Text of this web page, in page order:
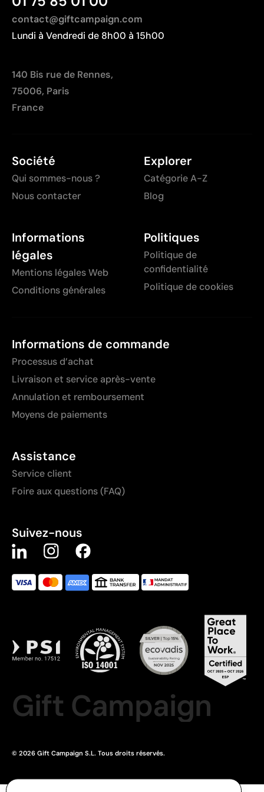
contact@giftcampaign.com
Lundi à Vendredi de 8h00 à 15h00
140 Bis rue de Rennes,
75006, Paris
France
Société
Qui sommes-nous ?
Nous contacter
Explorer
Catégorie A-Z
Blog
Informations
légales
Mentions légales Web
Conditions générales
Politiques
Politique de
confidentialité
Politique de cookies
Informations de commande
Processus d’achat
Livraison et service après-vente
Annulation et remboursement
Moyens de paiements
Assistance
Service client
Foire aux questions (FAQ)
Suivez-nous
Gift Campaign
© 2026 Gift Campaign S.L. Tous droits réservés.